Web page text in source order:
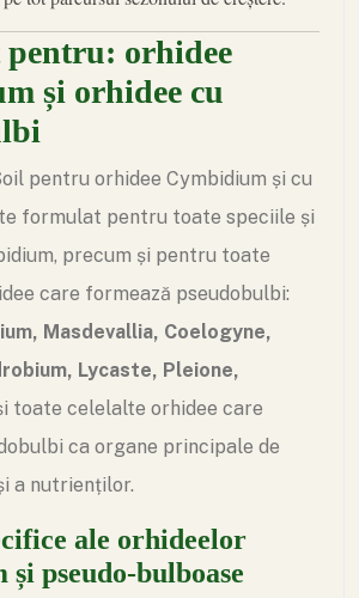
pentru: orhidee
și orhidee cu
pentru orhidee Cymbidium și cu
formulat pentru toate speciile și
precum și pentru toate
care formează pseudobulbi:
Masdevallia, Coelogyne,
Lycaste, Pleione,
toate celelalte orhidee care
ca organe principale de
a nutrienților.
ale orhideelor
pseudo-bulboase